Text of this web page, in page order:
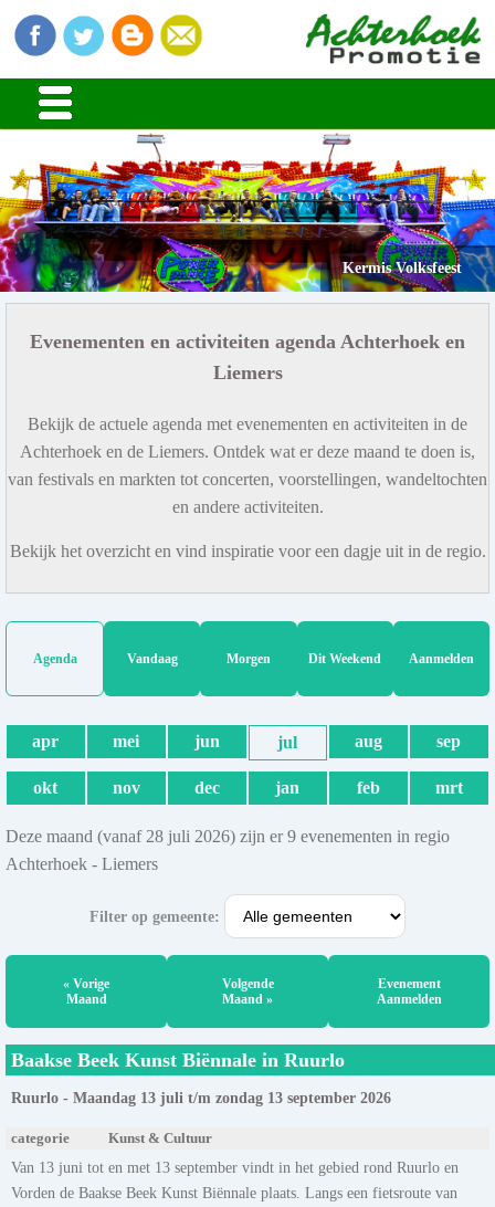
Kermis Volksfeest
Evenementen en activiteiten agenda Achterhoek en
Liemers
Bekijk de actuele agenda met evenementen en activiteiten in de
Achterhoek en de Liemers. Ontdek wat er deze maand te doen is,
van festivals en markten tot concerten, voorstellingen, wandeltochten
en andere activiteiten.
Bekijk het overzicht en vind inspiratie voor een dagje uit in de regio.
Agenda Vandaag Morgen Dit Weekend Aanmelden
apr mei jun jul aug sep
okt nov dec jan feb mrt
Deze maand (vanaf 28 juli 2026) zijn er 9 evenementen in regio
Achterhoek - Liemers
Filter op gemeente:
« Vorige
Maand
Volgende
Maand »
Evenement
Aanmelden
Baakse Beek Kunst Biënnale in Ruurlo
Ruurlo - Maandag 13 juli t/m zondag 13 september 2026
categorie Kunst & Cultuur
Van 13 juni tot en met 13 september vindt in het gebied rond Ruurlo en
Vorden de Baakse Beek Kunst Biënnale plaats. Langs een fietsroute van